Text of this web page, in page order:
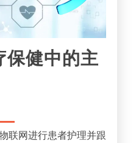
保健中的主
联网进行患者护理并跟